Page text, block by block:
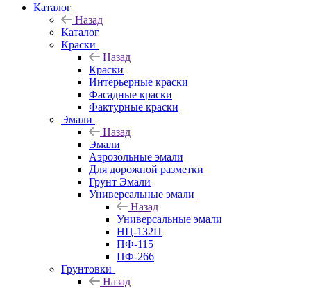
Каталог
Назад
Каталог
Краски
Назад
Краски
Интерьерные краски
Фасадные краски
Фактурные краски
Эмали
Назад
Эмали
Аэрозольные эмали
Для дорожной разметки
Грунт Эмали
Универсальные эмали
Назад
Универсальные эмали
НЦ-132П
ПФ-115
ПФ-266
Грунтовки
Назад